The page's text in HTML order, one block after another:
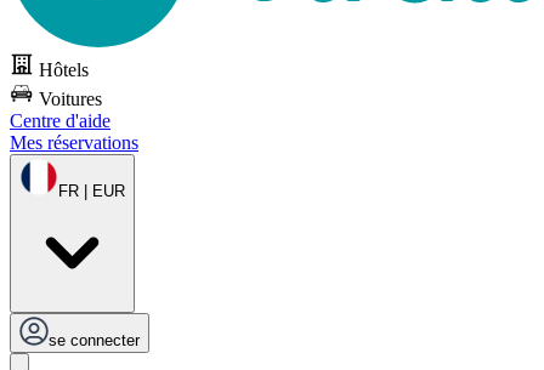
Hôtels
Voitures
Centre d'aide
Mes réservations
FR | EUR
se connecter